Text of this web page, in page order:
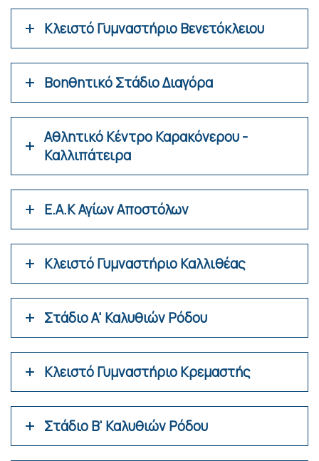
Κλειστό Γυμναστήριο Βενετόκλειου
Βοηθητικό Στάδιο Διαγόρα
Αθλητικό Κέντρο Καρακόνερου -
Καλλιπάτειρα
Ε.Α.Κ Αγίων Αποστόλων
Κλειστό Γυμναστήριο Καλλιθέας
Στάδιο Α' Καλυθιών Ρόδου
Κλειστό Γυμναστήριο Κρεμαστής
Στάδιο Β' Καλυθιών Ρόδου